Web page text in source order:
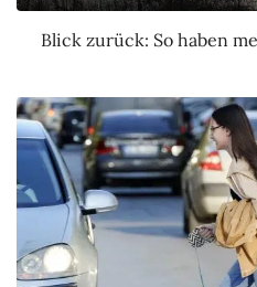
Blick zurück: So haben